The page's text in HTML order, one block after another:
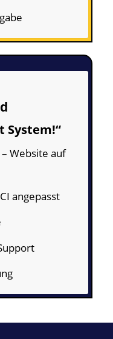
System!“
– Website auf
angepasst